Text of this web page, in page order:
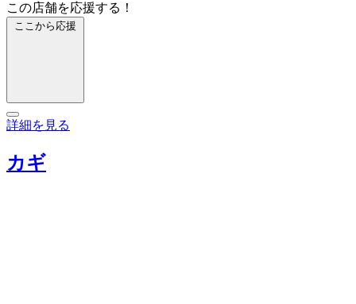
この店舗を応援する！
ここから応援
詳細を見る
カギ